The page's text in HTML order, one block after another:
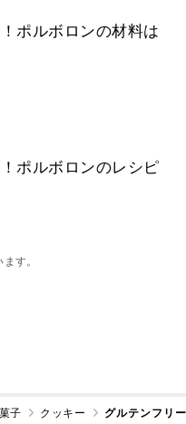
ポルボロンの材料は
ポルボロンのレシピ
す。
子 クッキー グルテンフリ